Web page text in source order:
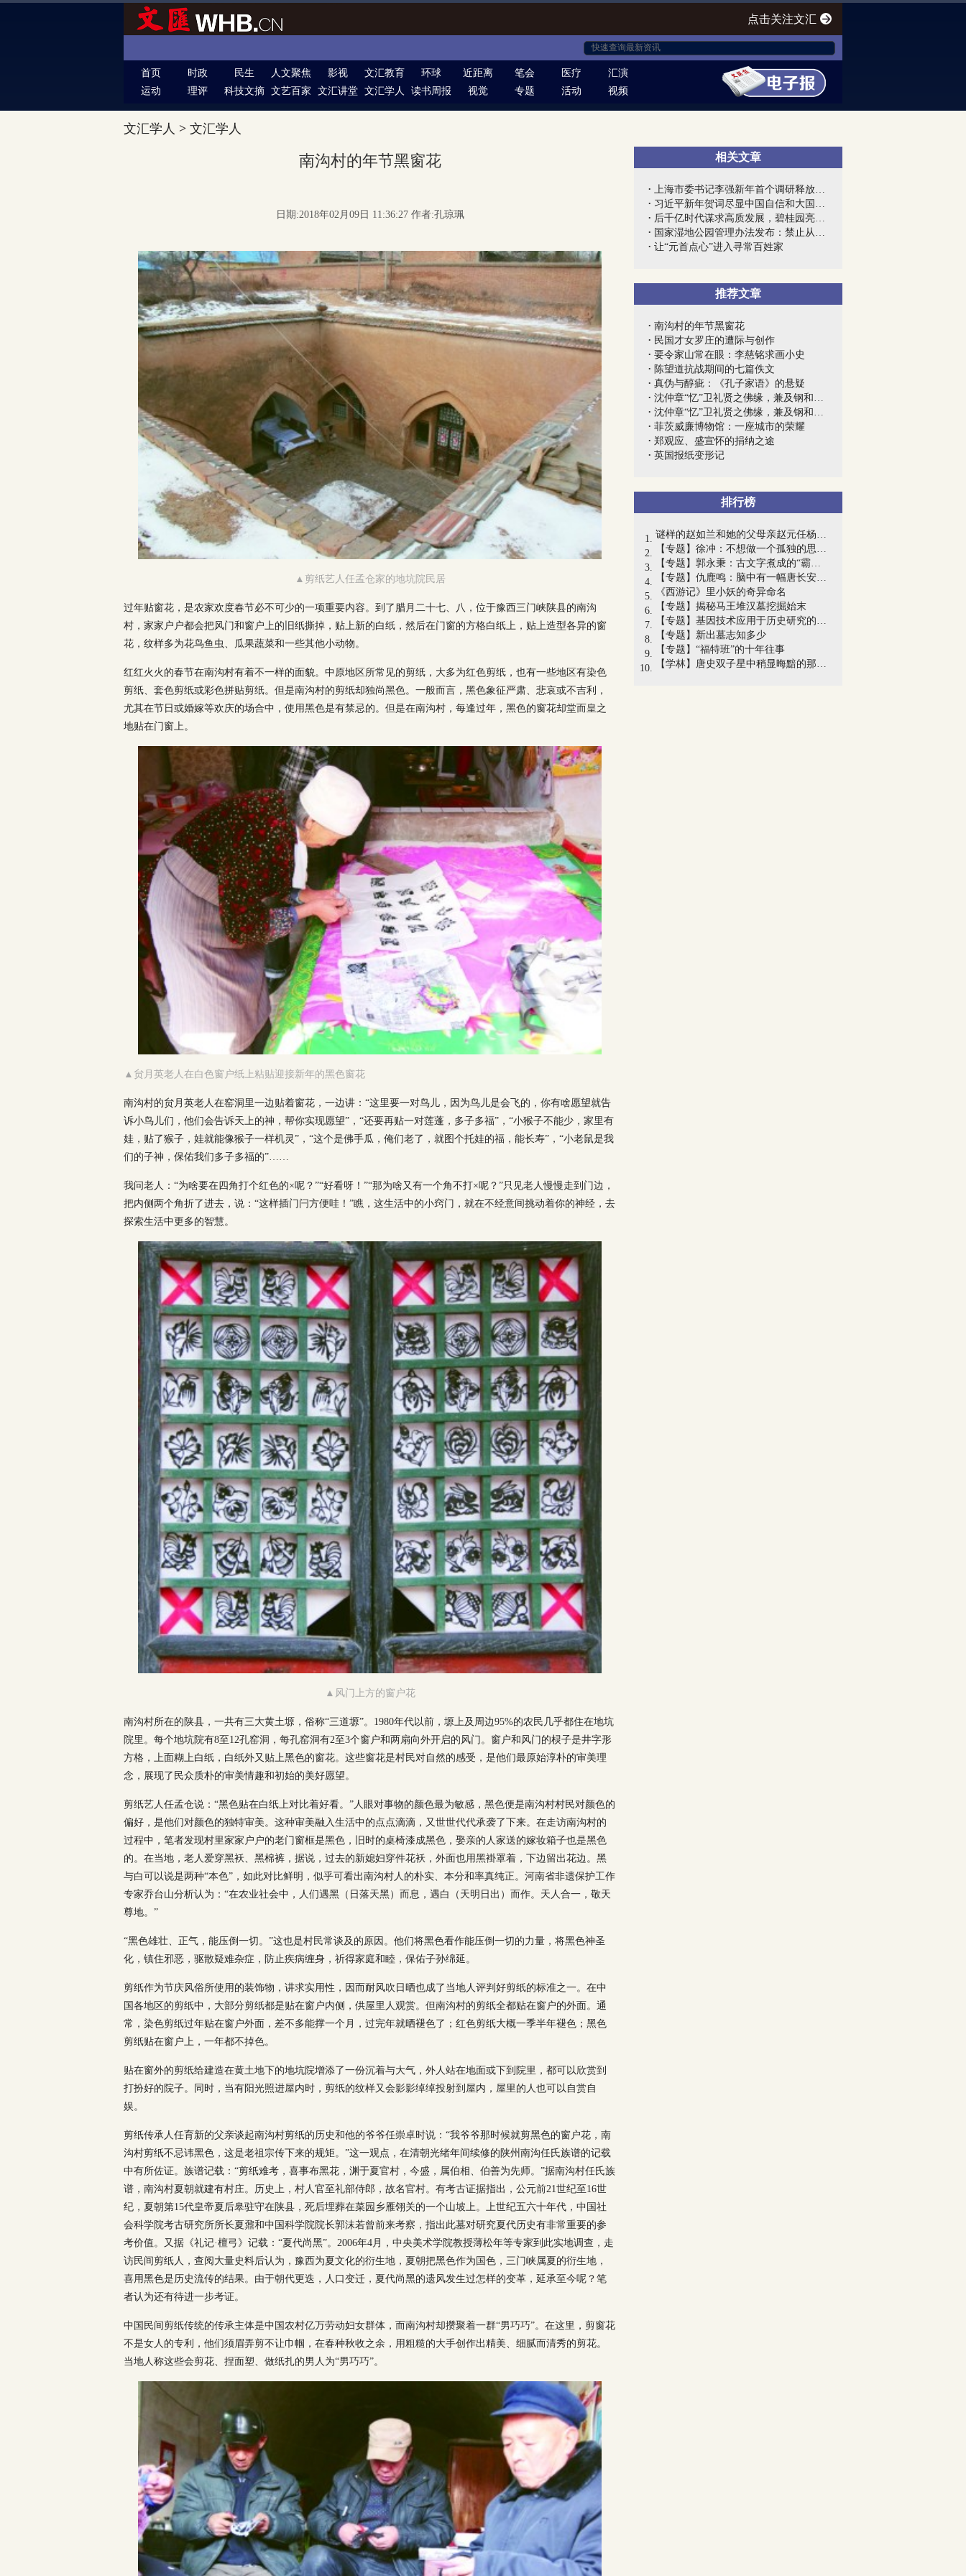
点击关注文汇
首页 时政 民生 人文聚焦 影视 文汇教育 环球 近距离 笔会 医疗
汇演
运动
理评 科技文摘 文艺百家 文汇讲堂 文汇学人 读书周报 视觉 专题 活动 视频
文汇学人 > 文汇学人
相关文章
上海市委书记李强新年首个调研释放强烈信...
习近平新年贺词尽显中国自信和大国风范
后千亿时代谋求高质发展，碧桂园亮出“组...
国家湿地公园管理办法发布：禁止从事房地...
让“元首点心”进入寻常百姓家
推荐文章
南沟村的年节黑窗花
民国才女罗庄的遭际与创作
要令家山常在眼：李慈铭求画小史
陈望道抗战期间的七篇佚文
真伪与醇疵：《孔子家语》的悬疑
沈仲章“忆”卫礼贤之佛缘，兼及钢和泰和...
沈仲章“忆”卫礼贤之佛缘，兼及钢和泰和...
菲茨威廉博物馆：一座城市的荣耀
郑观应、盛宣怀的捐纳之途
英国报纸变形记
排行榜
谜样的赵如兰和她的父母亲赵元任杨步伟
【专题】徐冲：不想做一个孤独的思想者
【专题】郭永秉：古文字煮成的“霸道公子”
【专题】仇鹿鸣：脑中有一幅唐长安地图
《西游记》里小妖的奇异命名
【专题】揭秘马王堆汉墓挖掘始末
【专题】基因技术应用于历史研究的陷阱与...
【专题】新出墓志知多少
【专题】“福特班”的十年往事
【学林】唐史双子星中稍显晦黯的那一颗
南沟村的年节黑窗花
日期:2018年02月09日 11:36:27 作者:孔琼珮
▲剪纸艺人任孟仓家的地坑院民居
过年贴窗花，是农家欢度春节必不可少的一项重要内容。到了腊月二十七、八，位于豫西三门峡陕县的南沟
村，家家户户都会把风门和窗户上的旧纸撕掉，贴上新的白纸，然后在门窗的方格白纸上，贴上造型各异的窗
花，纹样多为花鸟鱼虫、瓜果蔬菜和一些其他小动物。
红红火火的春节在南沟村有着不一样的面貌。中原地区所常见的剪纸，大多为红色剪纸，也有一些地区有染色
剪纸、套色剪纸或彩色拼贴剪纸。但是南沟村的剪纸却独尚黑色。一般而言，黑色象征严肃、悲哀或不吉利，
尤其在节日或婚嫁等欢庆的场合中，使用黑色是有禁忌的。但是在南沟村，每逢过年，黑色的窗花却堂而皇之
地贴在门窗上。
▲贠月英老人在白色窗户纸上粘贴迎接新年的黑色窗花
南沟村的贠月英老人在窑洞里一边贴着窗花，一边讲：“这里要一对鸟儿，因为鸟儿是会飞的，你有啥愿望就告
诉小鸟儿们，他们会告诉天上的神，帮你实现愿望”，“还要再贴一对莲蓬，多子多福”，“小猴子不能少，家里有
娃，贴了猴子，娃就能像猴子一样机灵”，“这个是佛手瓜，俺们老了，就图个托娃的福，能长寿”，“小老鼠是我
们的子神，保佑我们多子多福的”……
我问老人：“为啥要在四角打个红色的×呢？”“好看呀！”“那为啥又有一个角不打×呢？”只见老人慢慢走到门边，
把内侧两个角折了进去，说：“这样插门闩方便哇！”瞧，这生活中的小窍门，就在不经意间挑动着你的神经，去
探索生活中更多的智慧。
▲风门上方的窗户花
南沟村所在的陕县，一共有三大黄土塬，俗称“三道塬”。1980年代以前，塬上及周边95%的农民几乎都住在地坑
院里。每个地坑院有8至12孔窑洞，每孔窑洞有2至3个窗户和两扇向外开启的风门。窗户和风门的棂子是井字形
方格，上面糊上白纸，白纸外又贴上黑色的窗花。这些窗花是村民对自然的感受，是他们最原始淳朴的审美理
念，展现了民众质朴的审美情趣和初始的美好愿望。
剪纸艺人任孟仓说：“黑色贴在白纸上对比着好看。”人眼对事物的颜色最为敏感，黑色便是南沟村村民对颜色的
偏好，是他们对颜色的独特审美。这种审美融入生活中的点点滴滴，又世世代代承袭了下来。在走访南沟村的
过程中，笔者发现村里家家户户的老门窗框是黑色，旧时的桌椅漆成黑色，娶亲的人家送的嫁妆箱子也是黑色
的。在当地，老人爱穿黑袄、黑棉裤，据说，过去的新媳妇穿件花袄，外面也用黑褂罩着，下边留出花边。黑
与白可以说是两种“本色”，如此对比鲜明，似乎可看出南沟村人的朴实、本分和率真纯正。河南省非遗保护工作
专家乔台山分析认为：“在农业社会中，人们遇黑（日落天黑）而息，遇白（天明日出）而作。天人合一，敬天
尊地。”
“黑色雄壮、正气，能压倒一切。”这也是村民常谈及的原因。他们将黑色看作能压倒一切的力量，将黑色神圣
化，镇住邪恶，驱散疑难杂症，防止疾病缠身，祈得家庭和睦，保佑子孙绵延。
剪纸作为节庆风俗所使用的装饰物，讲求实用性，因而耐风吹日晒也成了当地人评判好剪纸的标准之一。在中
国各地区的剪纸中，大部分剪纸都是贴在窗户内侧，供屋里人观赏。但南沟村的剪纸全都贴在窗户的外面。通
常，染色剪纸过年贴在窗户外面，差不多能撑一个月，过完年就晒褪色了；红色剪纸大概一季半年褪色；黑色
剪纸贴在窗户上，一年都不掉色。
贴在窗外的剪纸给建造在黄土地下的地坑院增添了一份沉着与大气，外人站在地面或下到院里，都可以欣赏到
打扮好的院子。同时，当有阳光照进屋内时，剪纸的纹样又会影影绰绰投射到屋内，屋里的人也可以自赏自
娱。
剪纸传承人任育新的父亲谈起南沟村剪纸的历史和他的爷爷任崇卓时说：“我爷爷那时候就剪黑色的窗户花，南
沟村剪纸不忌讳黑色，这是老祖宗传下来的规矩。”这一观点，在清朝光绪年间续修的陕州南沟任氏族谱的记载
中有所佐证。族谱记载：“剪纸难考，喜事布黑花，渊于夏官村，今盛，属伯相、伯善为先师。”据南沟村任氏族
谱，南沟村夏朝就建有村庄。历史上，村人官至礼部侍郎，故名官村。有考古证据指出，公元前21世纪至16世
纪，夏朝第15代皇帝夏后皋驻守在陕县，死后埋葬在菜园乡雁翎关的一个山坡上。上世纪五六十年代，中国社
会科学院考古研究所所长夏鼐和中国科学院院长郭沫若曾前来考察，指出此墓对研究夏代历史有非常重要的参
考价值。又据《礼记·檀弓》记载：“夏代尚黑”。2006年4月，中央美术学院教授薄松年等专家到此实地调查，走
访民间剪纸人，查阅大量史料后认为，豫西为夏文化的衍生地，夏朝把黑色作为国色，三门峡属夏的衍生地，
喜用黑色是历史流传的结果。由于朝代更迭，人口变迁，夏代尚黑的遗风发生过怎样的变革，延承至今呢？笔
者认为还有待进一步考证。
中国民间剪纸传统的传承主体是中国农村亿万劳动妇女群体，而南沟村却攒聚着一群“男巧巧”。在这里，剪窗花
不是女人的专利，他们须眉弄剪不让巾帼，在春种秋收之余，用粗糙的大手创作出精美、细腻而清秀的剪花。
当地人称这些会剪花、捏面塑、做纸扎的男人为“男巧巧”。